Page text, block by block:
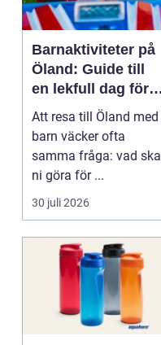
Barnaktiviteter på
Öland: Guide till
en lekfull dag för
hela familjen
Att resa till Öland med
barn väcker ofta
samma fråga: vad ska
ni göra för ...
30 juli 2026